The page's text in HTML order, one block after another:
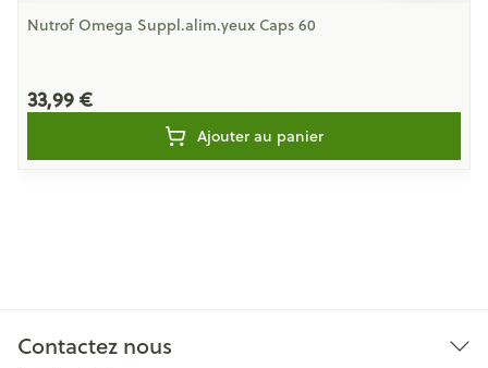
Nutrof Omega Suppl.alim.yeux Caps 60
33,99 €
Ajouter au panier
Contactez nous